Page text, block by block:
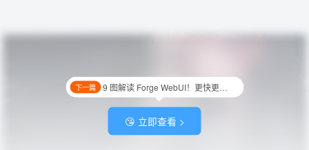
😘 立即查看 >
下一篇 9 图解读 Forge WebUI！更快更稳的 SD 运行神器！